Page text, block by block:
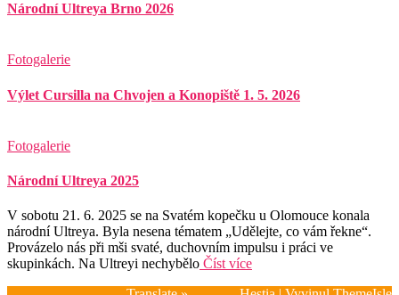
Národní Ultreya Brno 2026
Fotogalerie
Výlet Cursilla na Chvojen a Konopiště 1. 5. 2026
Fotogalerie
Národní Ultreya 2025
V sobotu 21. 6. 2025 se na Svatém kopečku u Olomouce konala
národní Ultreya. Byla nesena tématem „Udělejte, co vám řekne“.
Provázelo nás při mši svaté, duchovním impulsu i práci ve
skupinkách. Na Ultreyi nechybělo Číst více